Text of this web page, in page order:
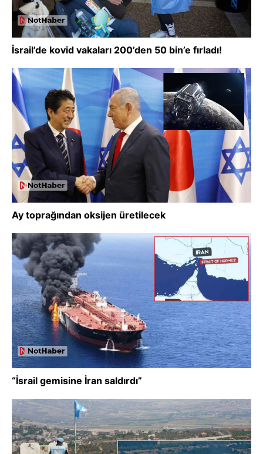
İsrail’de kovid vakaları 200’den 50 bin’e fırladı!
Ay toprağından oksijen üretilecek
“İsrail gemisine İran saldırdı”